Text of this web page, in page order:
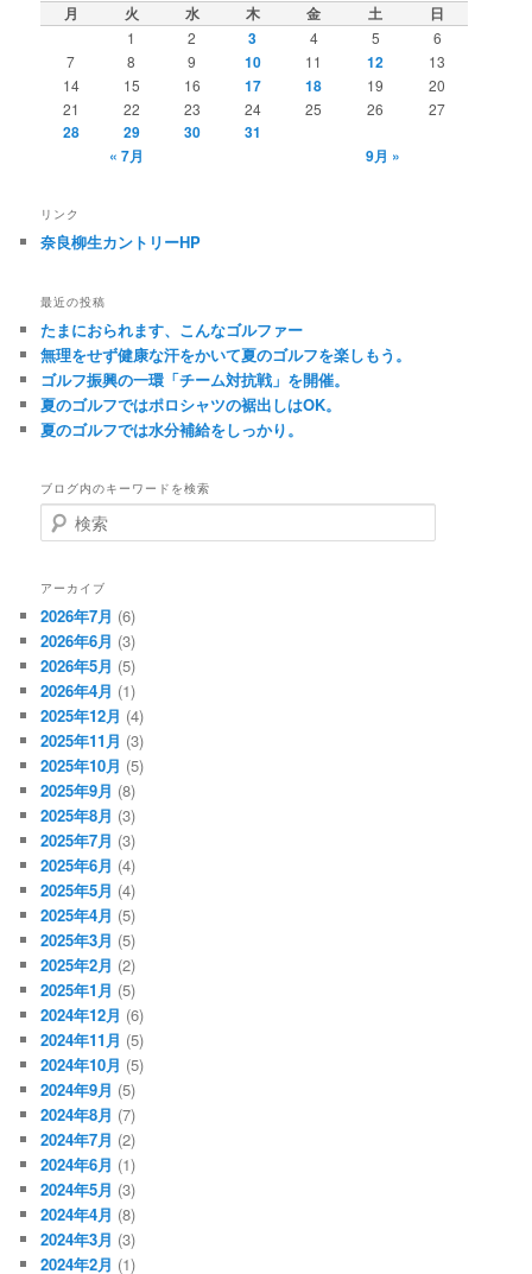
月 火 水 木 金 土 日
1 2 3 4 5
6
7
8 9 10 11 12
13
14
15 16 17 18 19
20
21
22 23 24 25 26 27
28 29 30
31
« 7月
9月 »
リンク
奈良柳生カントリーHP
最近の投稿
たまにおられます、こんなゴルファー
無理をせず健康な汗をかいて夏のゴルフを楽しもう。
ゴルフ振興の一環「チーム対抗戦」を開催。
夏のゴルフではポロシャツの裾出しはOK。
夏のゴルフでは水分補給をしっかり。
ブログ内のキーワードを検索
検
索
アーカイブ
2026年7月 (6)
2026年6月 (3)
2026年5月 (5)
2026年4月 (1)
2025年12月 (4)
2025年11月 (3)
2025年10月 (5)
2025年9月 (8)
2025年8月 (3)
2025年7月 (3)
2025年6月 (4)
2025年5月 (4)
2025年4月 (5)
2025年3月 (5)
2025年2月 (2)
2025年1月 (5)
2024年12月 (6)
2024年11月 (5)
2024年10月 (5)
2024年9月 (5)
2024年8月 (7)
2024年7月 (2)
2024年6月 (1)
2024年5月 (3)
2024年4月 (8)
2024年3月 (3)
2024年2月 (1)